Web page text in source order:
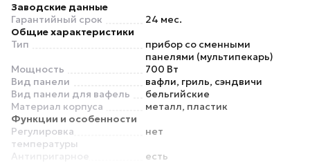
Заводские данные
Гарантийный срок
24 мес.
Общие характеристики
Тип
прибор со сменными
панелями (мультипекарь)
Мощность
700 Вт
Вид панели
вафли, гриль, сэндвичи
Вид панели для вафель
бельгийские
Материал корпуса
металл, пластик
Функции и особенности
Регулировка
температуры
нет
Антипригарное
есть